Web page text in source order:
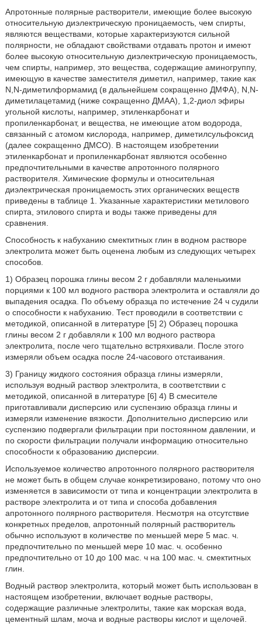
Апротонные полярные растворители, имеющие более высокую
относительную диэлектрическую проницаемость, чем спирты,
являются веществами, которые характеризуются сильной
полярности, не обладают свойствами отдавать протон и имеют
более высокую относительную диэлектрическую проницаемость,
чем спирты, например, это вещества, содержащие аминогруппу,
имеющую в качестве заместителя диметил, например, такие как
N,N-диметилформамид (в дальнейшем сокращенно ДМФА), N,N-
диметилацетамид (ниже сокращенно ДМАА), 1,2-диол эфиры
угольной кислоты, например, этиленкарбонат и
пропиленкарбонат, и вещества, не имеющие атом водорода,
связанный с атомом кислорода, например, диметилсульфоксид
(далее сокращенно ДМСО). В настоящем изобретении
этиленкарбонат и пропиленкарбонат являются особенно
предпочтительными в качестве апротонного полярного
растворителя. Химические формулы и относительная
диэлектрическая проницаемость этих органических веществ
приведены в таблице 1. Указанные характеристики метилового
спирта, этилового спирта и воды также приведены для
сравнения.
Способность к набуханию смектитных глин в водном растворе
электролита может быть оценена любым из следующих четырех
способов.
1) Образец порошка глины весом 2 г добавляли маленькими
порциями к 100 мл водного раствора электролита и оставляли до
выпадения осадка. По объему образца по истечение 24 ч судили
о способности к набуханию. Тест проводили в соответствии с
методикой, описанной в литературе [5] 2) Образец порошка
глины весом 2 г добавляли к 100 мл водного раствора
электролита, после чего тщательно встряхивали. После этого
измеряли объем осадка после 24-часового отстаивания.
3) Границу жидкого состояния образца глины измеряли,
используя водный раствор электролита, в соответствии с
методикой, описанной в литературе [6] 4) В смесителе
приготавливали дисперсию или суспензию образца глины и
измеряли изменение вязкости. Дополнительно дисперсию или
суспензию подвергали фильтрации при постоянном давлении, и
по скорости фильтрации получали информацию относительно
способности к образованию дисперсии.
Используемое количество апротонного полярного растворителя
не может быть в общем случае конкретизировано, потому что оно
изменяется в зависимости от типа и концентрации электролита в
растворе электролита и от типа и способа добавления
апротонного полярного растворителя. Несмотря на отсутствие
конкретных пределов, апротонный полярный растворитель
обычно используют в количестве по меньшей мере 5 мас. ч.
предпочтительно по меньшей мере 10 мас. ч. особенно
предпочтительно от 10 до 100 мас. ч на 100 мас. ч. смектитных
глин.
Водный раствор электролита, который может быть использован в
настоящем изобретении, включает водные растворы,
содержащие различные электролиты, такие как морская вода,
цементный шлам, моча и водные растворы кислот и щелочей.